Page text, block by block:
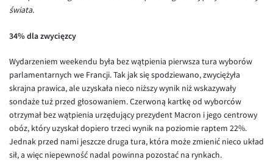
Inne pary walutowe
CNY/PLN
HKD/PLN
HUF/PLN
ILS/PLN
Aplikacja mobilna
FAQ
Konto i opłaty
Wymiana walut
Banki i przelewy
Poradnik
Dla mediów
świata.
34% dla zwycięzcy
Wydarzeniem weekendu była bez wątpienia pierwsza tura wyborów
parlamentarnych we Francji. Tak jak się spodziewano, zwyciężyła
skrajna prawica, ale uzyskała nieco niższy wynik niż wskazywały
sondaże tuż przed głosowaniem. Czerwoną kartkę od wyborców
otrzymał bez wątpienia urzędujący prezydent Macron i jego centrowy
obóz, który uzyskał dopiero trzeci wynik na poziomie raptem 22%.
Jednak przed nami jeszcze druga tura, która może zmienić nieco układ
sił, a więc niepewność nadal powinna pozostać na rynkach.